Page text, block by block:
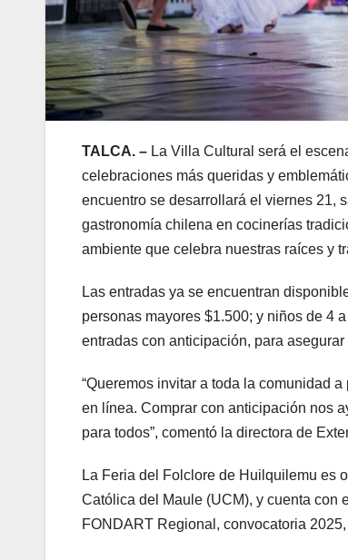
TALCA. – La Villa Cultural será el
celebraciones más queridas y
encuentro se desarrollará el viernes 21,
gastronomía chilena en cocinerías
ambiente que celebra nuestras raíces y
Las entradas ya se encuentran
personas mayores $1.500; y niños de 4
entradas con anticipación, para
“Queremos invitar a toda la comunidad
en línea. Comprar con anticipación nos
para todos”, comentó la directora de
La Feria del Folclore de Huilquilemu es
Católica del Maule (UCM), y cuenta con
FONDART Regional, convocatoria